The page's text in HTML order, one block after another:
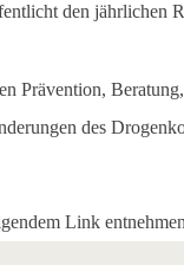
den jährlichen
des
Link